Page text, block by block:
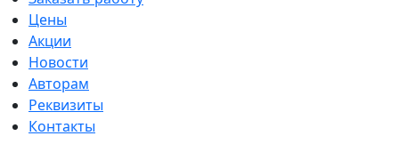
Цены
Акции
Новости
Авторам
Реквизиты
Контакты